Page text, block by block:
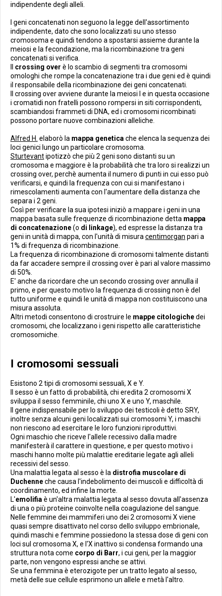
indipendente degli alleli.
I geni concatenati non seguono la legge dell'assortimento
indipendente, dato che sono localizzati su uno stesso
cromosoma e quindi tendono a spostarsi assieme durante la
meiosi e la fecondazione, ma la ricombinazione tra geni
concatenati si verifica.
crossing over è lo scambio di segmenti tra cromosomi
omologhi che rompe la concatenazione tra i due geni ed è quindi
il responsabile della ricombinazione dei geni concatenati.
Il crossing over avviene durante la meiosi I e in questa occasione
i cromatidi non fratelli possono rompersi in siti corrispondenti,
scambiandosi frammeti di DNA, ed i cromosomi ricombinati
possono portare nuove combinazioni alleliche.
Alfred H. elaborò la mappa genetica che elenca la sequenza dei
loci genici lungo un particolare cromosoma.
Sturtevantipotizzò che più 2 geni sono distanti su un
cromosoma e maggiore è la probabilità che tra loro si realizzi un
crossing over, perchè aumenta il numero di punti in cui esso può
verificarsi, e quindi la frequenza con cui si manifestano i
rimescolamenti aumenta con l'aumentare della distanza che
separa i 2 geni.
Così per verificare la sua ipotesi iniziò a mappare i geni in una
mappa basata sulle frequenze di ricombinazione detta mappa
di concatenazione(o di linkage), ed espresse la distanza tra
geni in unità di mappa, con l'unità di misura centimorgan pari a
1% di frequenza di ricombinazione.
La frequenza di ricombinazione di cromosomi talmente distanti
da far accadere sempre il crossing over è pari al valore massimo
di 50%.
E' anche da ricordare che un secondo crossing over annulla il
primo, e per questo motivo la frequenza di crossing non è del
tutto uniforme e quindi le unità di mappa non costituiscono una
misura assoluta.
Altri metodi consentono di crostruire le mappe citologichedei
cromosomi, che localizzano i geni rispetto alle caratteristiche
cromosomiche.
I cromosomi sessuali
Esistono 2 tipi di cromosomi sessuali, X e Y.
Il sesso è un fatto di probabilità, chi eredita 2 cromosomi X
sviluppa il sesso femminile, chi uno X e uno Y, maschile.
Il gene indispensabile per lo sviluppo dei testicoli è detto SRY,
inoltre senza alcuni geni localizzati sui cromosomi Y, i maschi
non riescono ad esercitare le loro funzioni riproduttivi.
Ogni maschio che riceve l'allele recessivo dalla madre
manifesterà il carattere in questione, e per questo motivo i
maschi hanno molte più malattie ereditarie legate agli alleli
recessivi del sesso.
Una malattia legata al sesso è la distrofia muscolare di
Duchenneche causa l'indebolimento dei muscoli e difficoltà di
coordinamento, ed infine la morte.
L'emolifia è un'altra malattia legata al sesso dovuta all'assenza
di una o più proteine coinvolte nella coagulazione del sangue.
Nelle femmine dei mammiferi uno dei 2 cromosomi X viene
quasi sempre disattivato nel corso dello sviluppo embrionale,
quindi maschi e femmine possiedono la stessa dose di geni con
loci sul cromosoma X, e l'X inattivo si condensa formando una
struttura nota come corpo di Barr, i cui geni, per la maggior
parte, non vengono espressi anche se attivi.
Se una femmina è eterozigote per un tratto legato al sesso,
metà delle sue cellule esprimono un allele e metà l'altro.